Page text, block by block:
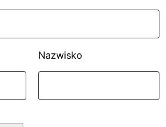
Nazwisko